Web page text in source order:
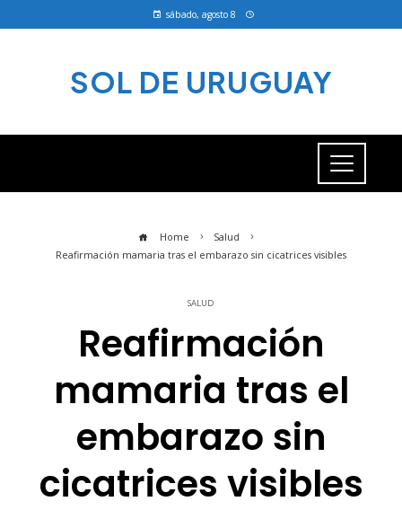
sábado, agosto 8
SOL DE URUGUAY
Home
Salud
Reafirmación mamaria tras el embarazo sin cicatrices visibles
SALUD
Reafirmación
mamaria tras el
embarazo sin
cicatrices visibles